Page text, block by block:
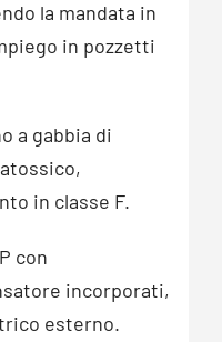
la mandata in
in pozzetti
a gabbia di
in classe F.
con
incorporati,
esterno.